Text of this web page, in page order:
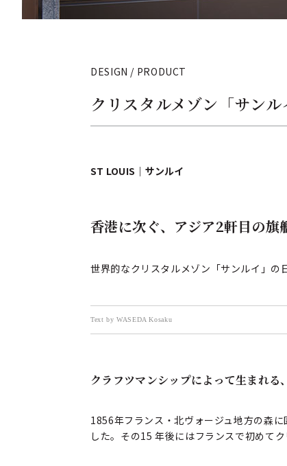
DESIGN / PRODUCT
クリスタルメゾン「サン
ST LOUIS｜サンルイ
香港に次ぐ、アジア2軒目の旗
世界的なクリスタルメゾン「サンルイ」の
Text by WASEDA Kosaku
クラフツマンシップによって生まれ
1856年フランス・北ヴォージュ地方の森
した。その15 年後にはフランスで初めて